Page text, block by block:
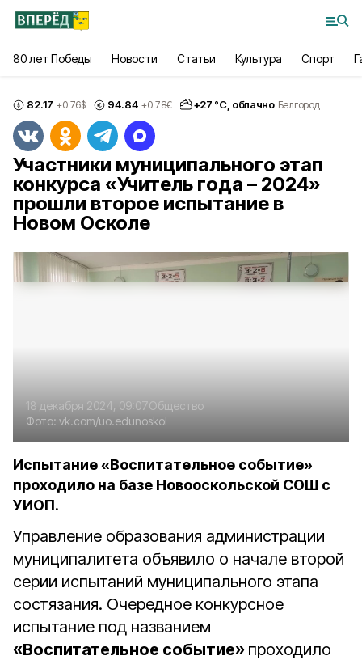
80 лет Победы Новости Статьи Культура Спорт
82.17 +0.76$ 94.84 +0.78€ +27 °С, облачно Белгород
Участники муниципального этап
конкурса «Учитель года – 2024»
прошли второе испытание в
Новом Осколе
18 декабря 2024, 09:07Общество
Фото: vk.com/uo.edunoskol
Испытание «Воспитательное событие»
проходило на базе Новооскольской СОШ с
УИОП.
Управление образования администрации
муниципалитета объявило о начале второй
серии испытаний муниципального этапа
состязания. Очередное конкурсное
испытание под названием
«Воспитательное событие» проходило